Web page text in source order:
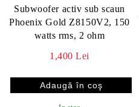
Subwoofer activ sub scaun
Phoenix Gold Z8150V2, 150
watts rms, 2 ohm
1,400 Lei